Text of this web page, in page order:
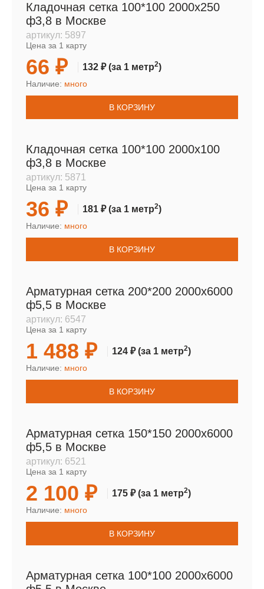
Кладочная сетка 100*100 2000х250
ф3,8 в Москве
артикул: 5897
Цена за 1 карту
66 ₽ 132 ₽(за 1 метр2)
Наличие: много
В КОРЗИНУ
Кладочная сетка 100*100 2000х100
ф3,8 в Москве
артикул: 5871
Цена за 1 карту
36 ₽ 181 ₽(за 1 метр2)
Наличие: много
В КОРЗИНУ
Арматурная сетка 200*200 2000х6000
ф5,5 в Москве
артикул: 6547
Цена за 1 карту
1 488 ₽ 124 ₽(за 1 метр2)
Наличие: много
В КОРЗИНУ
Арматурная сетка 150*150 2000х6000
ф5,5 в Москве
артикул: 6521
Цена за 1 карту
2 100 ₽ 175 ₽(за 1 метр2)
Наличие: много
В КОРЗИНУ
Арматурная сетка 100*100 2000х6000